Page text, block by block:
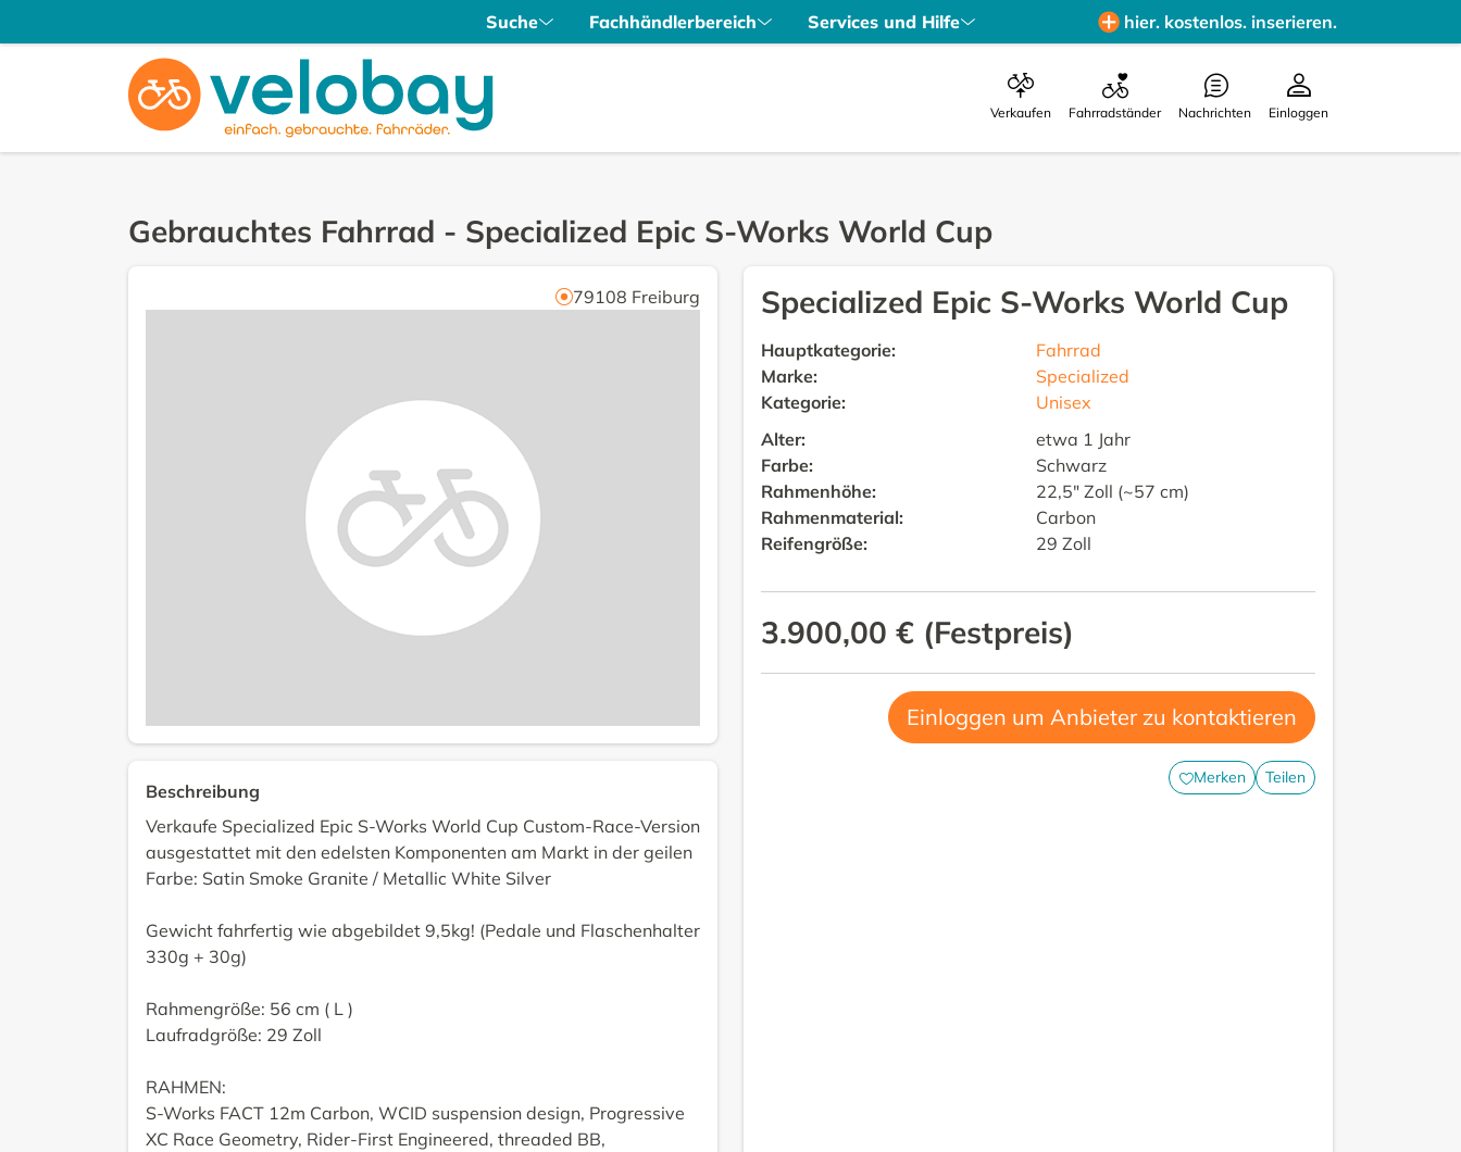
Suche Fachhändlerbereich Services und Hilfe hier. kostenlos. inserieren.
Verkaufen Fahrradständer Nachrichten Einloggen
Gebrauchtes Fahrrad - Specialized Epic S-Works World Cup
79108 Freiburg Specialized Epic S-Works World Cup
Hauptkategorie:
Fahrrad
Marke:
Specialized
Kategorie:
Unisex
Alter:
etwa 1 Jahr
Farbe:
Schwarz
Rahmenhöhe:
22,5" Zoll (~57 cm)
Rahmenmaterial:
Carbon
Reifengröße: 29 Zoll
3.900,00 € (Festpreis)
Einloggen um Anbieter zu kontaktieren
Merken Teilen
Beschreibung
Verkaufe Specialized Epic S-Works World Cup Custom-Race-Version
ausgestattet mit den edelsten Komponenten am Markt in der geilen
Farbe: Satin Smoke Granite / Metallic White Silver
Gewicht fahrfertig wie abgebildet 9,5kg! (Pedale und Flaschenhalter
330g + 30g)
Rahmengröße: 56 cm ( L )
Laufradgröße: 29 Zoll
RAHMEN:
S-Works FACT 12m Carbon, WCID suspension design, Progressive
XC Race Geometry, Rider-First Engineered, threaded BB,